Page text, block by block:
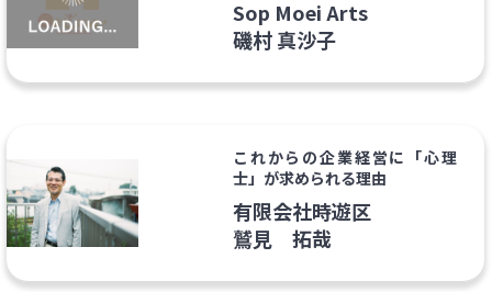
Sop Moei Arts
磯村 真沙子
これからの企業経営に「心理
士」が求められる理由
有限会社時遊区
鷲見 拓哉